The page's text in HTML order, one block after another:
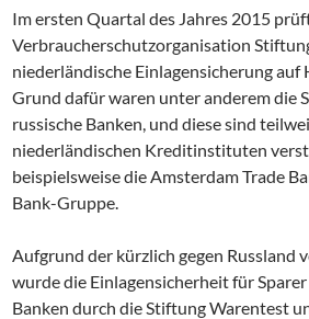
Im ersten Quartal des Jahres 2015
Verbraucherschutzorganisation
niederländische Einlagensicherung auf
Grund dafür waren unter anderem die
russische Banken, und diese sind
niederländischen Kreditinstituten
beispielsweise die Amsterdam Trade
Bank-Gruppe.
Aufgrund der kürzlich gegen Russland
wurde die Einlagensicherheit für
Banken durch die Stiftung Warentest